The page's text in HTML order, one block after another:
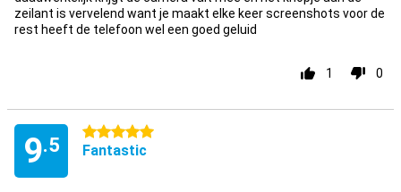
zeilant is vervelend want je maakt elke keer screenshots voor de
rest heeft de telefoon wel een goed geluid
1 0
9.5
5 stars
Fantastic